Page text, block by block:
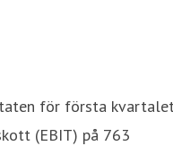
för första
(EBIT) på 763